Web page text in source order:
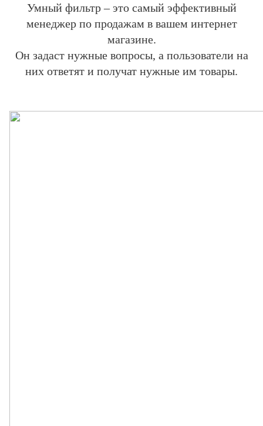
Умный фильтр – это самый эффективный
менеджер по продажам в вашем интернет
магазине.
Он задаст нужные вопросы, а пользователи на
них ответят и получат нужные им товары.